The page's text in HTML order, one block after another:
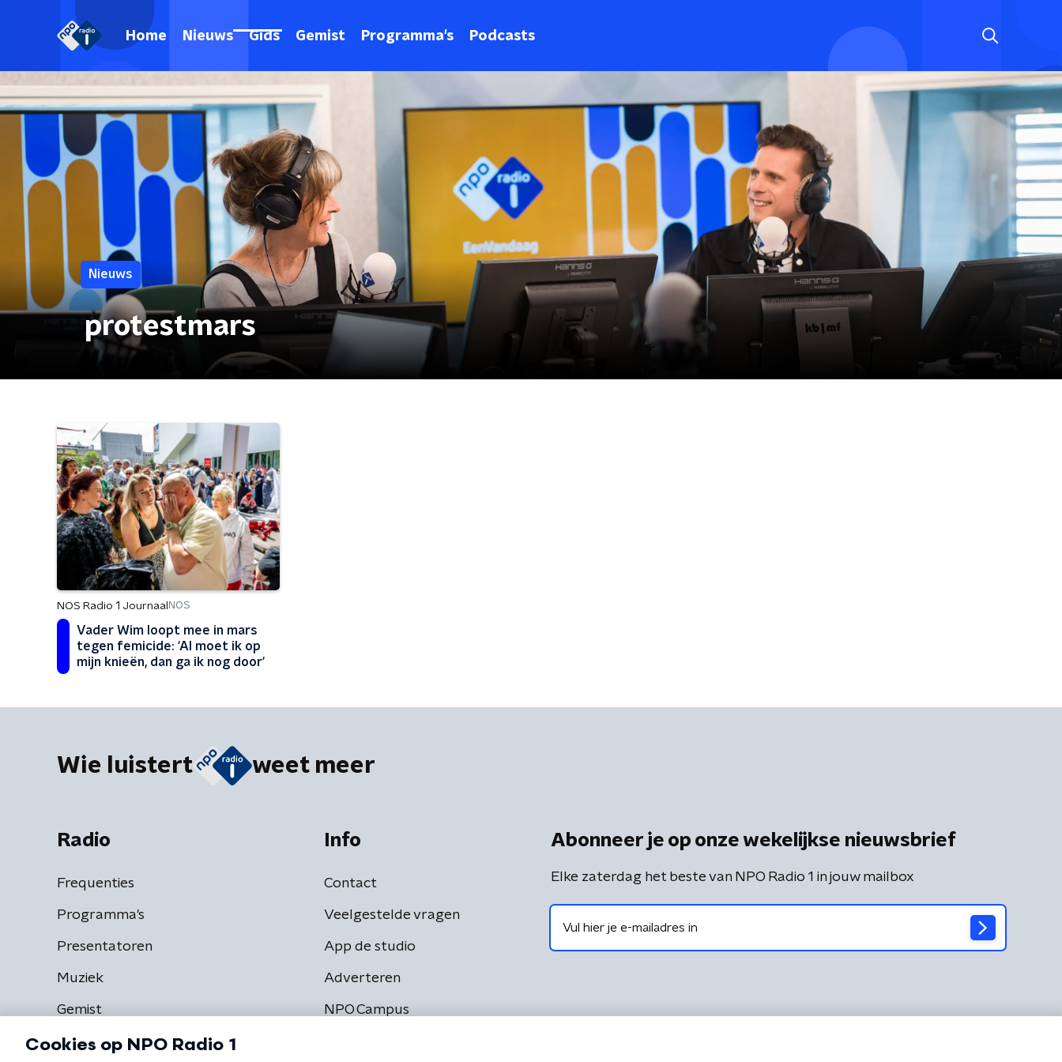
Home Nieuws Gids Gemist Programma's Podcasts
Nieuws
protestmars
NOS Radio 1 Journaal NOS
Vader Wim loopt mee in mars
tegen femicide: 'Al moet ik op
mijn knieën, dan ga ik nog door'
Wie luistert weet meer
Radio
Frequenties
Programma's
Presentatoren
Muziek
Gemist
Info
Contact
Veelgestelde vragen
App de studio
Adverteren
NPO Campus
Abonneer je op onze wekelijkse nieuwsbrief
Elke zaterdag het beste van NPO Radio 1 in jouw mailbox